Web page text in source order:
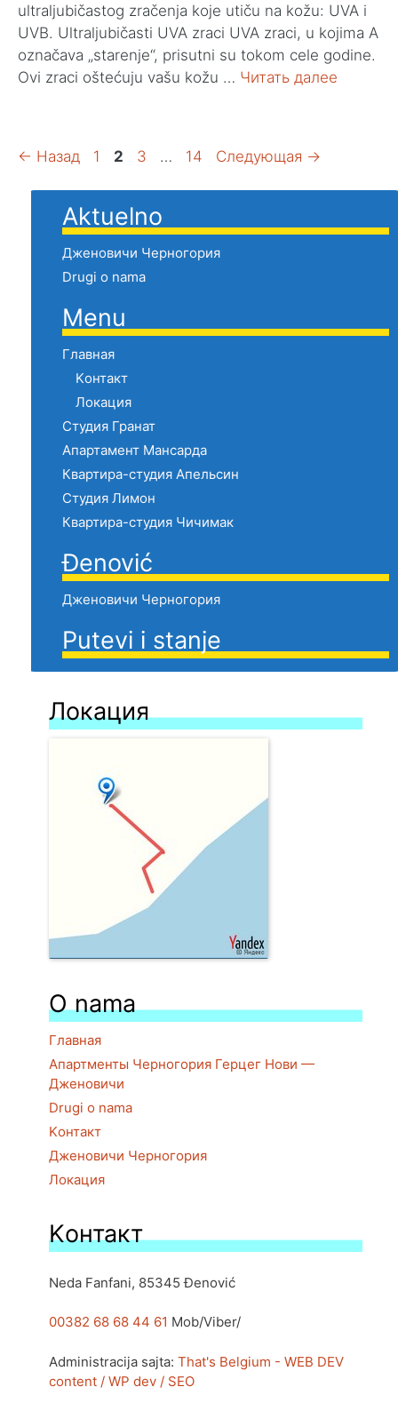
ultraljubičastog zračenja koje utiču na kožu: UVA i
UVB. Ultraljubičasti UVA zraci UVA zraci, u kojima A
označava „starenje“, prisutni su tokom cele godine.
Ovi zraci oštećuju vašu kožu … Читать далее
← Назад Страница
1 Страница
2 Страница
3 … Страница
14 Следующая →
Aktuelno
Дженовичи Черногория
Drugi o nama
Menu
Главная
Kонтакт
Локация
Cтудия Гранат
Апартамент Мансарда
Квартира-студия Апельсин
Cтудия Лимон
Квартира-студия Чичимак
Đenović
Дженовичи Черногория
Putevi i stanje
Локация
O nama
Главная
Апартменты Черногория Герцег Нови —
Дженовичи
Drugi o nama
Kонтакт
Дженовичи Черногория
Локация
Kонтакт
Neda Fanfani, 85345 Đenović
00382 68 68 44 61 Mob/Viber/
Administracija sajta: That's Belgium - WEB DEV
content / WP dev / SEO